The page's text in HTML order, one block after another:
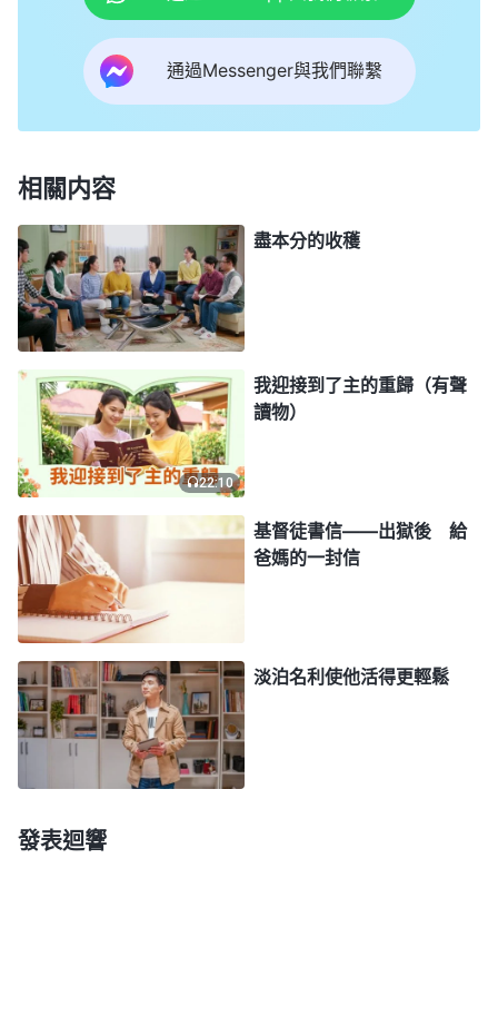
現，不就是與神的心意與要求背道而馳嗎？走的正是
錯誤的道路。我這個時候才開始有些覺悟，體會到了
神的良苦用心，神知道我追求的源頭不對，擺設這樣
的環境使我反省認識自己，能及時扭轉不對的存心觀
點，按神的心意走上正確的道路。此時，我也看清了
自己這段時間這麽痛苦、鬧心，其實就是自己追名逐
利的撒但性情給苦害的。反省到這裏，我很懊悔，也
不願再繼續剛硬下去了，趕緊向神認罪悔改，願意擺
對存心來盡好本分滿足神。
甄妮，不知你能否體會到我當時的心情，我真的
很感謝神對我的審判刑罰與引導開啓。後來我也在神
的話中找到了實行的路，神的話説：「
路，而且脚踏實地、一步一個脚窩地走。你能走你就
走，你别學着跑，你能一步一個脚窩地走，你别兩步
并作一步走，得脚踏實地地做人，别學着做超人，做
偉人，做高大的人。
麽做人，神要求我們規規矩矩地做人，脚踏實地地做
事，能站好自己的本位，不做超人、偉人、高大的
人，把自己本能及的發揮出來，這就是盡到人的本分
了。真是感謝神，我這才明白了神的心意，神是藉着
寫文稿使我一點點尋求、明白真理，把這方面本分盡
通過Messenger與我們聯繫
相關内容
盡本分的收穫
22:10
我迎接到了主的重歸（有聲
讀物）
基督徒書信——出獄後 給
爸媽的一封信
淡泊名利使他活得更輕鬆
發表迴響